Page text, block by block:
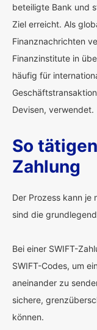
beteiligte Bank und
Ziel erreicht. Als
Finanznachrichten
Finanzinstitute in
häufig für
Devisen, verwendet.
So
Zahlung
Der Prozess kann je
sind die
Bei einer SWIFT-
SWIFT-Codes, um
aneinander zu
sichere,
können.